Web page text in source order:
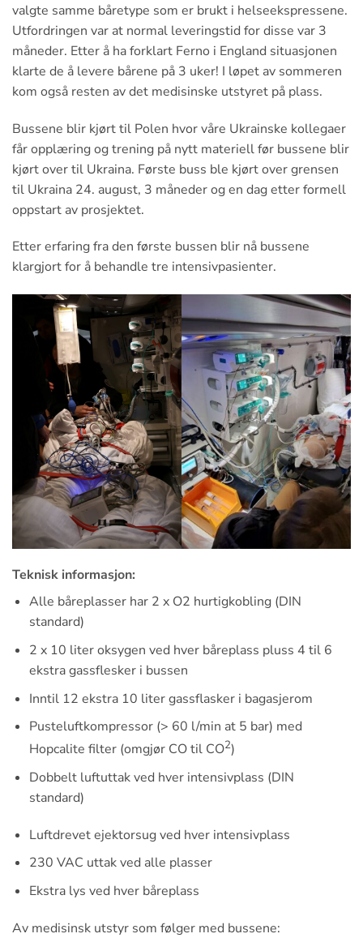
valgte samme båretype som er brukt i helseekspressene.
Utfordringen var at normal leveringstid for disse var 3
måneder. Etter å ha forklart Ferno i England situasjonen
klarte de å levere bårene på 3 uker! I løpet av sommeren
kom også resten av det medisinske utstyret på plass.
Bussene blir kjørt til Polen hvor våre Ukrainske kollegaer
får opplæring og trening på nytt materiell før bussene blir
kjørt over til Ukraina. Første buss ble kjørt over grensen
til Ukraina 24. august, 3 måneder og en dag etter formell
oppstart av prosjektet.
Etter erfaring fra den første bussen blir nå bussene
klargjort for å behandle tre intensivpasienter.
Teknisk informasjon:
Alle båreplasser har 2 x O2 hurtigkobling (DIN
standard)
2 x 10 liter oksygen ved hver båreplass pluss 4 til 6
ekstra gassflesker i bussen
Inntil 12 ekstra 10 liter gassflasker i bagasjerom
Pusteluftkompressor (> 60 l/min at 5 bar) med
Hopcalite filter (omgjør CO til CO2)
Dobbelt luftuttak ved hver intensivplass (DIN
standard)
Luftdrevet ejektorsug ved hver intensivplass
230 VAC uttak ved alle plasser
Ekstra lys ved hver båreplass
Av medisinsk utstyr som følger med bussene: